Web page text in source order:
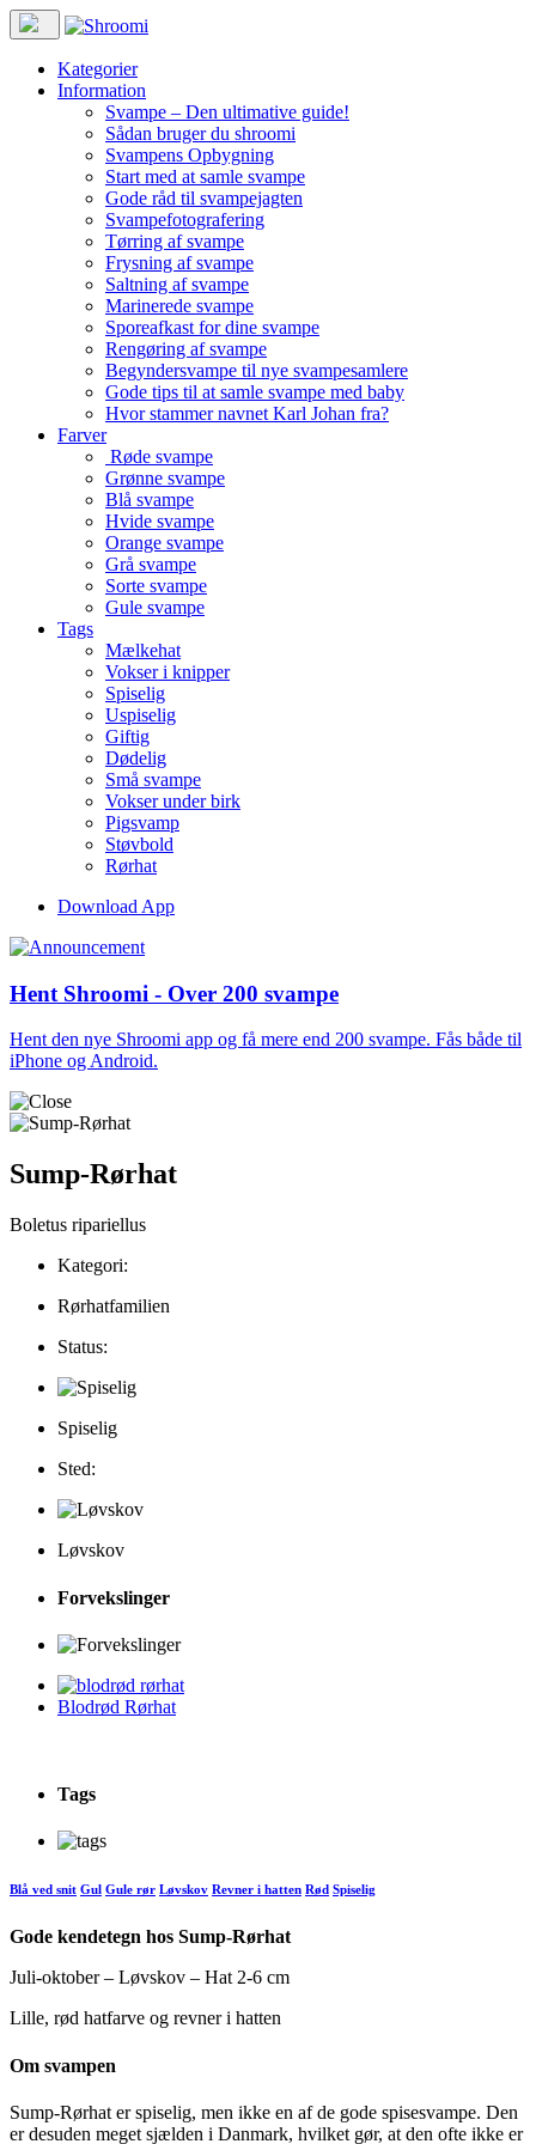
Kategorier
Information
Svampe – Den ultimative guide!
Sådan bruger du shroomi
Svampens Opbygning
Start med at samle svampe
Gode råd til svampejagten
Svampefotografering
Tørring af svampe
Frysning af svampe
Saltning af svampe
Marinerede svampe
Sporeafkast for dine svampe
Rengøring af svampe
Begyndersvampe til nye svampesamlere
Gode tips til at samle svampe med baby
Hvor stammer navnet Karl Johan fra?
Farver
Røde svampe
Grønne svampe
Blå svampe
Hvide svampe
Orange svampe
Grå svampe
Sorte svampe
Gule svampe
Tags
Mælkehat
Vokser i knipper
Spiselig
Uspiselig
Giftig
Dødelig
Små svampe
Vokser under birk
Pigsvamp
Støvbold
Rørhat
Download App
Hent Shroomi - Over 200 svampe
Hent den nye Shroomi app og få mere end 200 svampe. Fås både til
iPhone og Android.
Sump-Rørhat
Boletus ripariellus
Kategori:
Rørhatfamilien
Status:
Spiselig
Sted:
Løvskov
Forvekslinger
Blodrød Rørhat
Tags
Blå ved snit Gul Gule rør Løvskov Revner i hatten Rød Spiselig
Gode kendetegn hos Sump-Rørhat
Juli-oktober – Løvskov – Hat 2-6 cm
Lille, rød hatfarve og revner i hatten
Om svampen
Sump-Rørhat er spiselig, men ikke en af de gode spisesvampe. Den
er desuden meget sjælden i Danmark, hvilket gør, at den ofte ikke er